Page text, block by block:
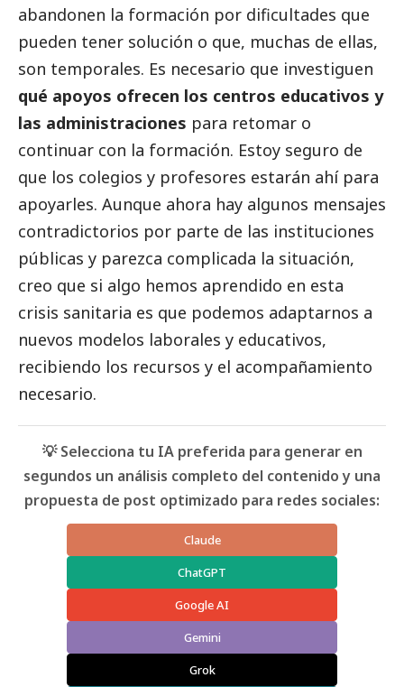
abandonen la formación por dificultades que
pueden tener solución o que, muchas de ellas,
son temporales. Es necesario que investiguen
qué apoyos ofrecen los centros educativos y
las administraciones para retomar o
continuar con la formación. Estoy seguro de
que los colegios y profesores estarán ahí para
apoyarles. Aunque ahora hay algunos mensajes
contradictorios por parte de las instituciones
públicas y parezca complicada la situación,
creo que si algo hemos aprendido en esta
crisis sanitaria es que podemos adaptarnos a
nuevos modelos laborales y educativos,
recibiendo los recursos y el acompañamiento
necesario.
💡 Selecciona tu IA preferida para generar en
segundos un análisis completo del contenido y una
propuesta de post optimizado para redes sociales:
Claude
ChatGPT
Google AI
Gemini
Grok